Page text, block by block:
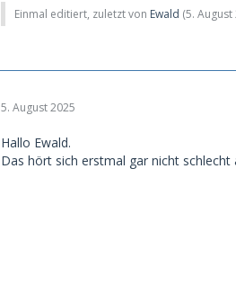
Einmal editiert, zuletzt von Ewald (5. August
5. August 2025
Hallo Ewald.
Das hört sich erstmal gar nicht